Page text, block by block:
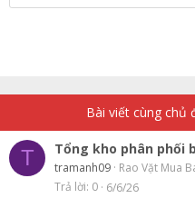
22
Times
Bài viết cùng chủ
T Tổng kho phân phối
tramanh09 Rao Vặt Mua
Trả lời 0 6/6/26